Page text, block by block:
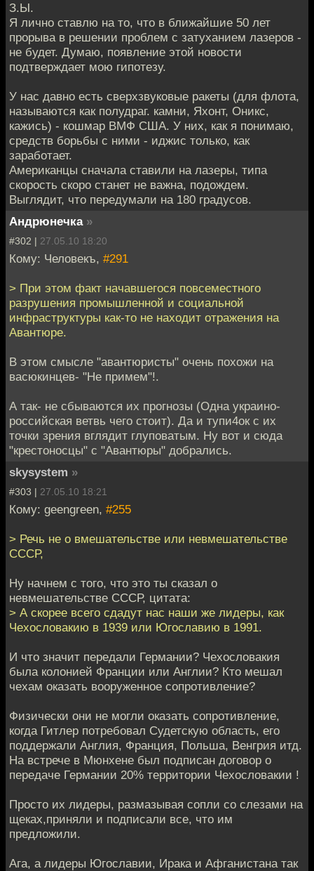
З.Ы.
Я лично ставлю на то, что в ближайшие 50 лет
прорыва в решении проблем с затуханием лазеров -
не будет. Думаю, появление этой новости
подтверждает мою гипотезу.
У нас давно есть сверхзвуковые ракеты (для флота,
называются как полудраг. камни, Яхонт, Оникс,
кажись) - кошмар ВМФ США. У них, как я понимаю,
средств борьбы с ними - иджис только, как
заработает.
Американцы сначала ставили на лазеры, типа
скорость скоро станет не важна, подождем.
Выглядит, что передумали на 180 градусов.
Андрюнечка »
#302 | 27.05.10 18:20
Кому: Человекъ, #291
> При этом факт начавшегося повсеместного
разрушения промышленной и социальной
инфраструктуры как-то не находит отражения на
Авантюре.
В этом смысле "авантюристы" очень похожи на
васюкинцев- "Не примем"!.
А так- не сбываются их прогнозы (Одна украино-
российская ветвь чего стоит). Да и тупи4ок с их
точки зрения вглядит глуповатым. Ну вот и сюда
"крестоносцы" с "Авантюры" добрались.
skysystem »
#303 | 27.05.10 18:21
Кому: geengreen, #255
> Речь не о вмешательстве или невмешательстве
СССР,
Ну начнем с того, что это ты сказал о
невмешательстве СССР, цитата:
> А скорее всего сдадут нас наши же лидеры, как
Чехословакию в 1939 или Югославию в 1991.
И что значит передали Германии? Чехословакия
была колонией Франции или Англии? Кто мешал
чехам оказать вооруженное сопротивление?
Физически они не могли оказать сопротивление,
когда Гитлер потребовал Судетскую область, его
поддержали Англия, Франция, Польша, Венгрия итд.
На встрече в Мюнхене был подписан договор о
передаче Германии 20% территории Чехословакии !
Просто их лидеры, размазывая сопли со слезами на
щеках,приняли и подписали все, что им
предложили.
Ага, а лидеры Югославии, Ирака и Афганистана так